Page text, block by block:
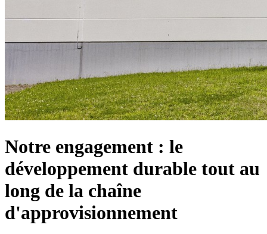
Notre engagement : le
développement durable tout au
long de la chaîne
d'approvisionnement